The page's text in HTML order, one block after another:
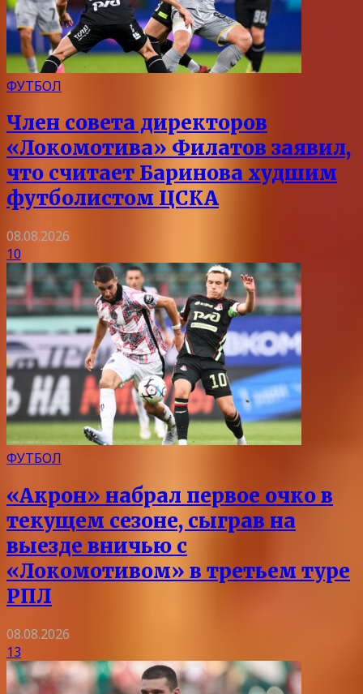
ФУТБОЛ
Член совета директоров
«Локомотива» Филатов заявил,
что считает Баринова худшим
футболистом ЦСКА
08.08.2026
10
ФУТБОЛ
«Акрон» набрал первое очко в
текущем сезоне, сыграв на
выезде вничью с
«Локомотивом» в третьем туре
РПЛ
08.08.2026
13